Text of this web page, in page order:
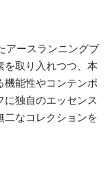
アースランニングブ
を取り入れつつ、本
機能性やコンテンポ
に独自のエッセンス
二なコレクションを